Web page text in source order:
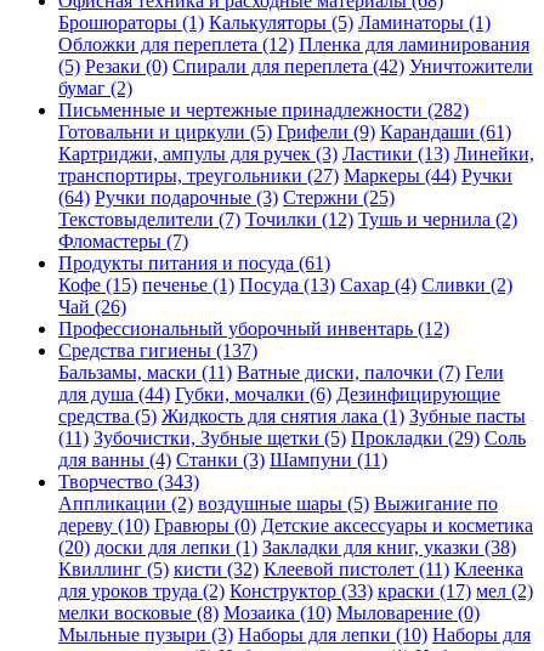
Брошюраторы (1) Калькуляторы (5) Ламинаторы (1)
Обложки для переплета (12) Пленка для ламинирования
(5) Резаки (0) Спирали для переплета (42) Уничтожители
бумаг (2)
Письменные и чертежные принадлежности (282)
Готовальни и циркули (5) Грифели (9) Карандаши (61)
Картриджи, ампулы для ручек (3) Ластики (13) Линейки,
транспортиры, треугольники (27) Маркеры (44) Ручки
(64) Ручки подарочные (3) Стержни (25)
Текстовыделители (7) Точилки (12) Тушь и чернила (2)
Фломастеры (7)
Продукты питания и посуда (61)
Кофе (15) печенье (1) Посуда (13) Сахар (4) Сливки (2)
Чай (26)
Профессиональный уборочный инвентарь (12)
Средства гигиены (137)
Бальзамы, маски (11) Ватные диски, палочки (7) Гели
для душа (44) Губки, мочалки (6) Дезинфицирующие
средства (5) Жидкость для снятия лака (1) Зубные пасты
(11) Зубочистки, Зубные щетки (5) Прокладки (29) Соль
для ванны (4) Станки (3) Шампуни (11)
Творчество (343)
Аппликации (2) воздушные шары (5) Выжигание по
дереву (10) Гравюры (0) Детские аксессуары и косметика
(20) доски для лепки (1) Закладки для книг, указки (38)
Квиллинг (5) кисти (32) Клеевой пистолет (11) Клеенка
для уроков труда (2) Конструктор (33) краски (17) мел (2)
мелки восковые (8) Мозаика (10) Мыловарение (0)
Мыльные пузыри (3) Наборы для лепки (10) Наборы для